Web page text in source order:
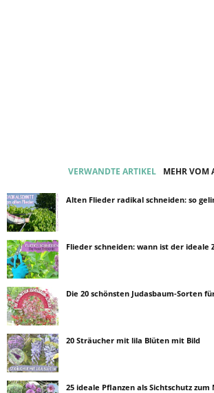
VERWANDTE ARTIKEL MEHR VOM
Alten Flieder radikal schneiden: so
Flieder schneiden: wann ist der ideale
Die 20 schönsten Judasbaum-Sorten
20 Sträucher mit lila Blüten mit Bild
25 ideale Pflanzen als Sichtschutz zum